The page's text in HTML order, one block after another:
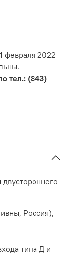
февраля 2022
тел.: (843)
Россия),
типа Д и